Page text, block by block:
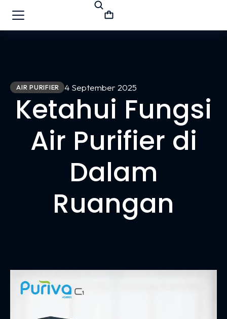
AIR PURIFIER 4 September 2025
Ketahui Fungsi
Air Purifier di
Dalam
Ruangan